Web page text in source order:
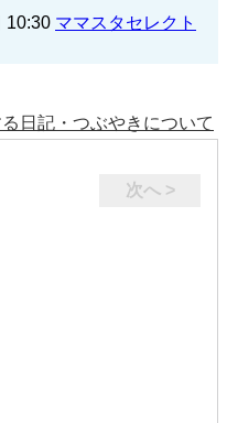
10:30 ママスタセレクト
日記・つぶやきについて
次へ >